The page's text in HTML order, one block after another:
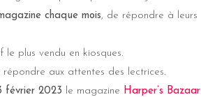
chaque mois, de répondre à leurs
le plus vendu en kiosques.
aux attentes des lectrices.
février 2023 le magazine Harper’s Bazaar